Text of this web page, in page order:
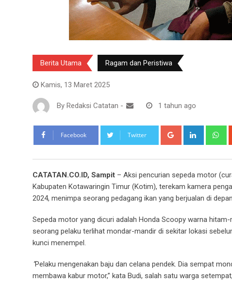
Berita Utama Ragam dan Peristiwa
Kamis, 13 Maret 2025
By Redaksi Catatan - 1 tahun ago
Facebook Twitter Google+ LinkedIn
CATATAN.CO.ID, Sampit – Aksi pencurian sepeda motor
Kabupaten Kotawaringin Timur (Kotim), terekam kamera
2024, menimpa seorang pedagang ikan yang berjualan di
Sepeda motor yang dicuri adalah Honda Scoopy warna
seorang pelaku terlihat mondar-mandir di sekitar lokasi
kunci menempel.
“Pelaku mengenakan baju dan celana pendek. Dia sempat
membawa kabur motor,” kata Budi, salah satu warga